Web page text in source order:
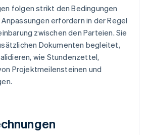
folgen strikt den Bedingungen
erfordern in der Regel
zwischen den Parteien. Sie
Dokumenten begleitet,
wie Stundenzettel,
Projektmeilensteinen und